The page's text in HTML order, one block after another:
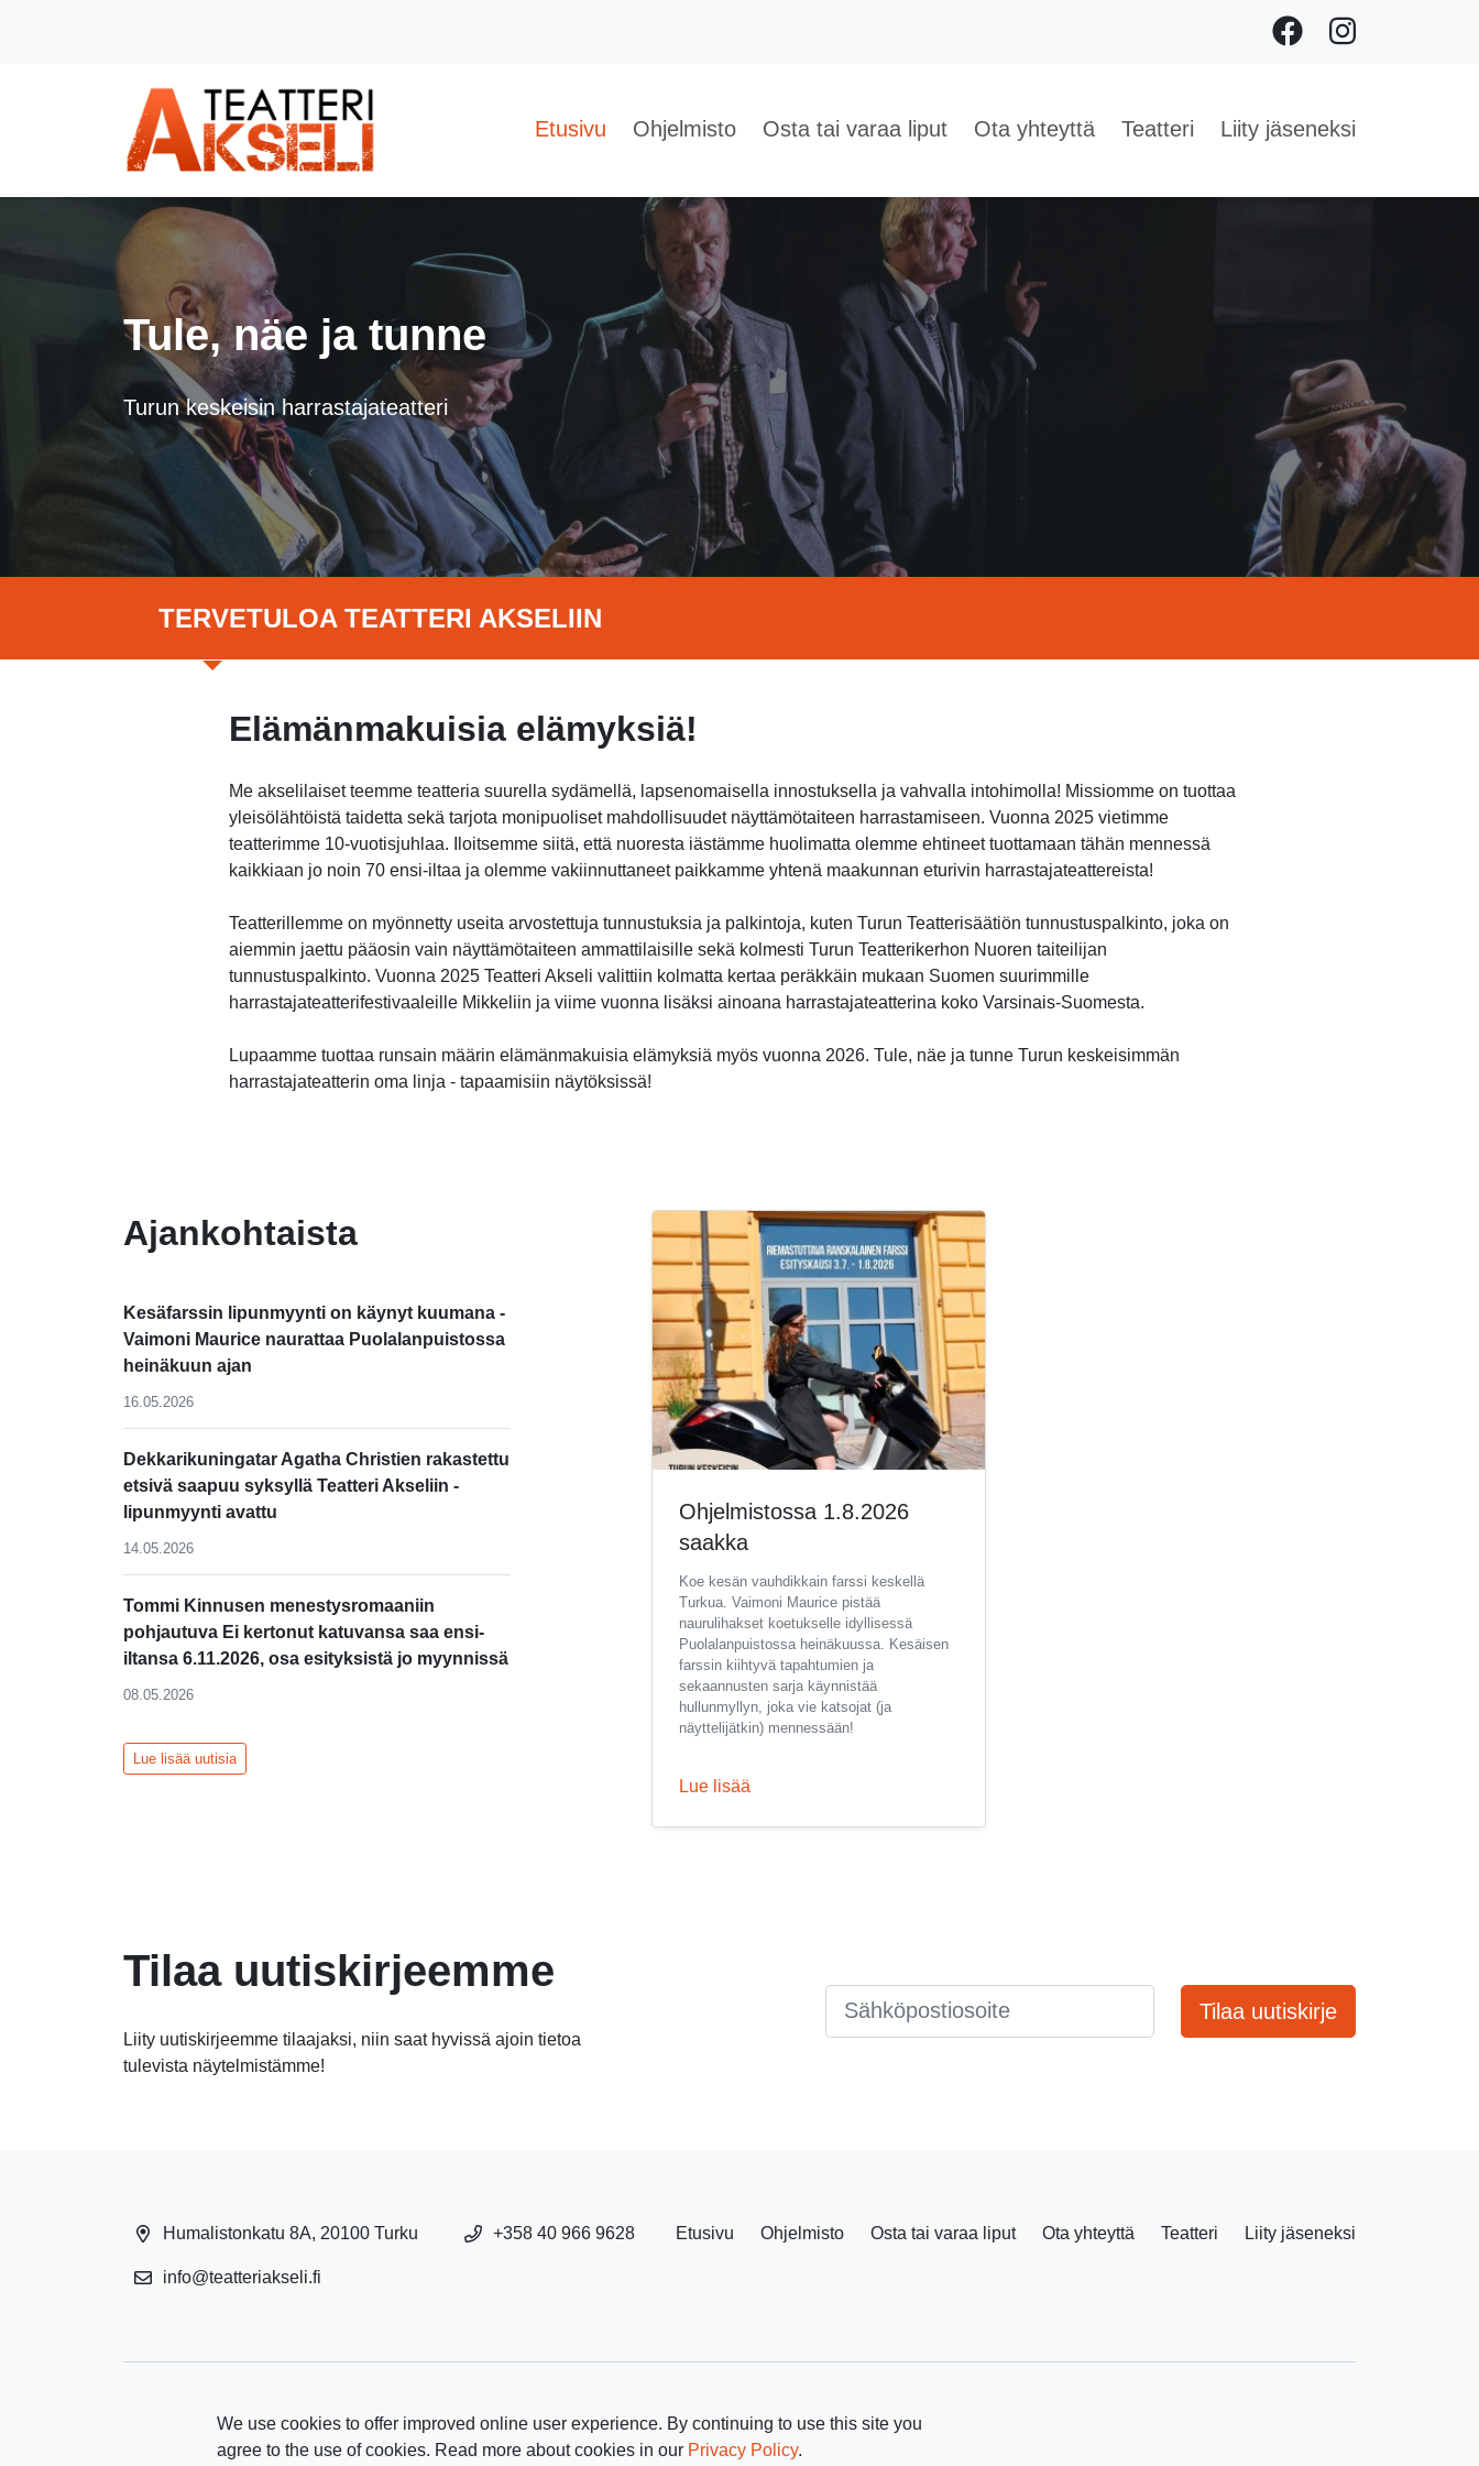
FacebookInstagram
Etusivu Ohjelmisto Osta tai varaa liput Ota yhteyttä Teatteri Liity jäseneksi
We use cookies to offer improved online user experience. By continuing to use this site you
agree to the use of cookies. Read more about cookies in our Privacy Policy.
Tule, näe ja tunne
Turun keskeisin harrastajateatteri
TERVETULOA TEATTERI AKSELIIN
Elämänmakuisia elämyksiä!
Me akselilaiset teemme teatteria suurella sydämellä, lapsenomaisella innostuksella ja vahvalla intohimolla! Missiomme on tuottaa
yleisölähtöistä taidetta sekä tarjota monipuoliset mahdollisuudet näyttämötaiteen harrastamiseen. Vuonna 2025 vietimme
teatterimme 10-vuotisjuhlaa. Iloitsemme siitä, että nuoresta iästämme huolimatta olemme ehtineet tuottamaan tähän mennessä
kaikkiaan jo noin 70 ensi-iltaa ja olemme vakiinnuttaneet paikkamme yhtenä maakunnan eturivin harrastajateattereista!
Teatterillemme on myönnetty useita arvostettuja tunnustuksia ja palkintoja, kuten Turun Teatterisäätiön tunnustuspalkinto, joka on
aiemmin jaettu pääosin vain näyttämötaiteen ammattilaisille sekä kolmesti Turun Teatterikerhon Nuoren taiteilijan
tunnustuspalkinto. Vuonna 2025 Teatteri Akseli valittiin kolmatta kertaa peräkkäin mukaan Suomen suurimmille
harrastajateatterifestivaaleille Mikkeliin ja viime vuonna lisäksi ainoana harrastajateatterina koko Varsinais-Suomesta.
Lupaamme tuottaa runsain määrin elämänmakuisia elämyksiä myös vuonna 2026. Tule, näe ja tunne Turun keskeisimmän
harrastajateatterin oma linja - tapaamisiin näytöksissä!
Ajankohtaista
Kesäfarssin lipunmyynti on käynyt kuumana -
Vaimoni Maurice naurattaa Puolalanpuistossa
heinäkuun ajan
16.05.2026
Dekkarikuningatar Agatha Christien rakastettu
etsivä saapuu syksyllä Teatteri Akseliin -
lipunmyynti avattu
14.05.2026
Tommi Kinnusen menestysromaaniin
pohjautuva Ei kertonut katuvansa saa ensi-
iltansa 6.11.2026, osa esityksistä jo myynnissä
08.05.2026
Lue lisää uutisia
Ohjelmistossa 1.8.2026
saakka
Koe kesän vauhdikkain farssi keskellä
Turkua. Vaimoni Maurice pistää
naurulihakset koetukselle idyllisessä
Puolalanpuistossa heinäkuussa. Kesäisen
farssin kiihtyvä tapahtumien ja
sekaannusten sarja käynnistää
hullunmyllyn, joka vie katsojat (ja
näyttelijätkin) mennessään!
Lue lisää
Tilaa uutiskirjeemme
Liity uutiskirjeemme tilaajaksi, niin saat hyvissä ajoin tietoa
tulevista näytelmistämme!
Tilaa uutiskirje
Humalistonkatu 8A, 20100 Turku +358 40 966 9628
info@teatteriakseli.fi
Etusivu Ohjelmisto Osta tai varaa liput Ota yhteyttä Teatteri Liity jäseneksi